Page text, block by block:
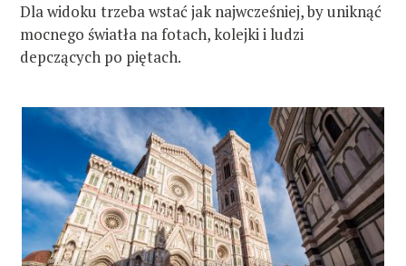
Dla widoku trzeba wstać jak najwcześniej, by uniknąć
mocnego światła na fotach, kolejki i ludzi
depczących po piętach.